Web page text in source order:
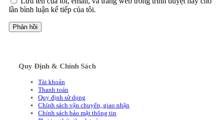
lần bình luận kế tiếp của tôi.
Quy Định & Chính Sách
Tài khoản
Thanh toán
Quy định sử dụng
Chính sách vận chuyển, giao nhận
Chính sách bảo mật thông tin